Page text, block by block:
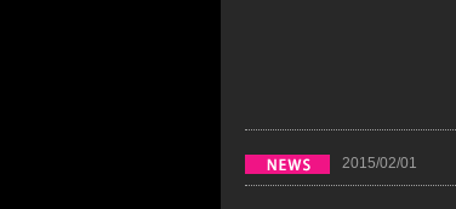
2015/02/01